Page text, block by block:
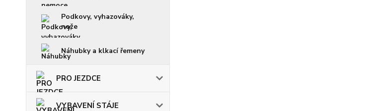
Podkovy, vyhazováky,
nože
Náhubky a klkací řemeny
PRO JEZDCE
VYBAVENÍ STÁJE